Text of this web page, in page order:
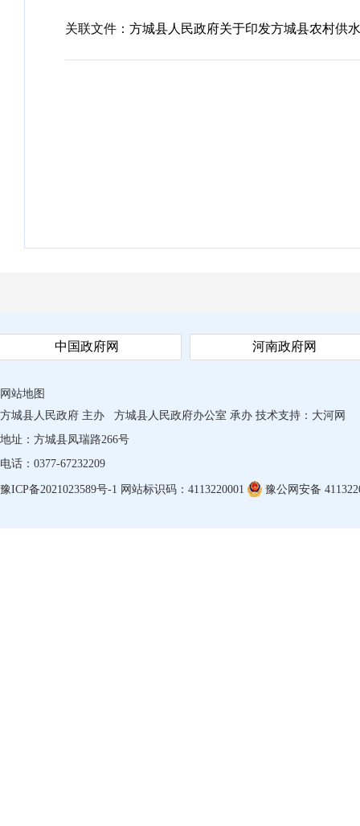
关联文件： 方城县人民政府关于印发方城县农村供
中国政府网 河南政府网
网站地图
方城县人民政府 主办
方城县人民政府办公室 承办 技术支持： 大河网
地址：方城县凤瑞路266号
电话：0377-67232209
豫ICP备2021023589号-1 网站标识码：4113220001 豫公网安备